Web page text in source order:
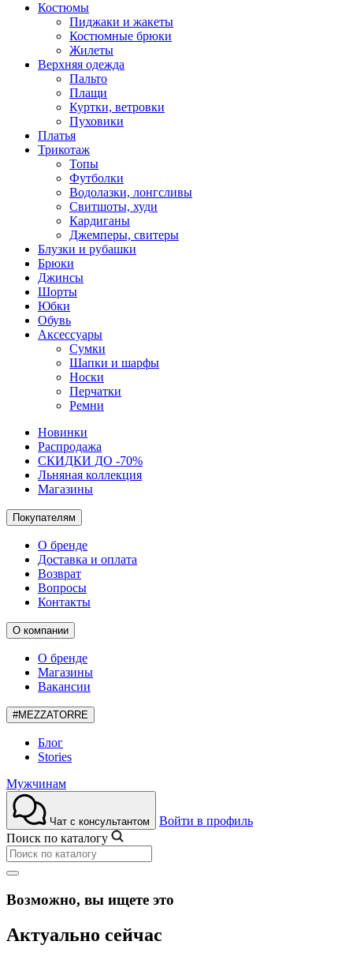
Костюмы
Пиджаки и жакеты
Костюмные брюки
Жилеты
Верхняя одежда
Пальто
Плащи
Куртки, ветровки
Пуховики
Платья
Трикотаж
Топы
Футболки
Водолазки, лонгсливы
Свитшоты, худи
Кардиганы
Джемперы, свитеры
Блузки и рубашки
Брюки
Джинсы
Шорты
Юбки
Обувь
Аксессуары
Сумки
Шапки и шарфы
Носки
Перчатки
Ремни
Новинки
Распродажа
СКИДКИ ДО -70%
Льняная коллекция
Магазины
Покупателям
О бренде
Доставка и оплата
Возврат
Вопросы
Контакты
О компании
О бренде
Магазины
Вакансии
#MEZZATORRE
Блог
Stories
Мужчинам
Чат с консультантом
Войти в профиль
Поиск по каталогу
Возможно, вы ищете это
Актуально сейчас